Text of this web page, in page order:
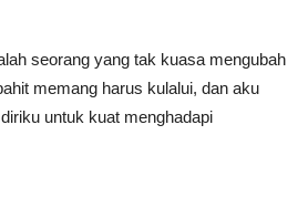
seorang yang tak kuasa mengubah
memang harus kulalui, dan aku
untuk kuat menghadapi